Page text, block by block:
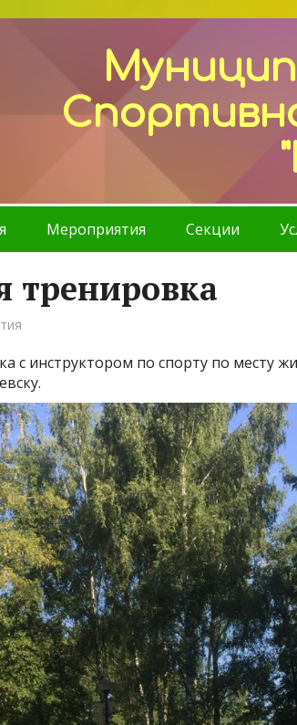
Мероприятия Секции
тренировка
с инструктором по спорту по месту